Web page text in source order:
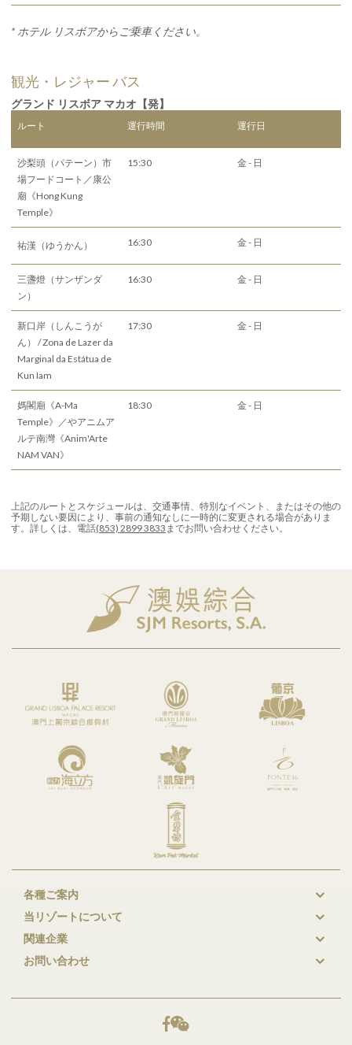
* ホテル リスボアからご乗車ください。
観光・レジャー バス
グランド リスボア マカオ【発】
ルート 運行時間 運行日
沙梨頭（パテーン）市
場フードコート／康公
廟《Hong Kung
Temple》
15:30 金 - 日
祐漢（ゆうかん） 16:30 金 - 日
三盞燈（サンザンダ
ン）
16:30 金 - 日
新口岸（しんこうが
ん） / Zona de Lazer da
Marginal da Estátua de
Kun Iam
17:30 金 - 日
媽閣廟《A-Ma
Temple》／やアニムア
ルテ南灣《Anim'Arte
NAM VAN》
18:30 金 - 日
上記のルートとスケジュールは、交通事情、特別なイベント、またはその他の
予期しない要因により、事前の通知なしに一時的に変更される場合がありま
す。詳しくは、電話(853) 2899 3833 までお問い合わせください。
New
Footer
各種ご案内
当リゾートについて
関連企業
お問い合わせ